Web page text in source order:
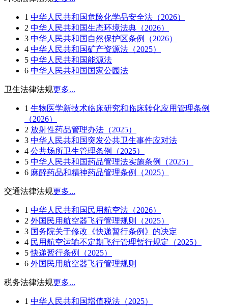
1 中华人民共和国危险化学品安全法（2026）
2 中华人民共和国生态环境法典（2026）
3 中华人民共和国自然保护区条例（2026）
4 中华人民共和国矿产资源法（2025）
5 中华人民共和国能源法
6 中华人民共和国国家公园法
卫生法律法规更多...
1 生物医学新技术临床研究和临床转化应用管理条例
（2026）
2 放射性药品管理办法（2025）
3 中华人民共和国突发公共卫生事件应对法
4 公共场所卫生管理条例（2025）
5 中华人民共和国药品管理法实施条例（2025）
6 麻醉药品和精神药品管理条例（2025）
交通法律法规更多...
1 中华人民共和国民用航空法（2026）
2 外国民用航空器飞行管理规则（2025）
3 国务院关于修改《快递暂行条例》的决定
4 民用航空运输不定期飞行管理暂行规定（2025）
5 快递暂行条例（2025）
6 外国民用航空器飞行管理规则
税务法律法规更多...
1 中华人民共和国增值税法（2025）